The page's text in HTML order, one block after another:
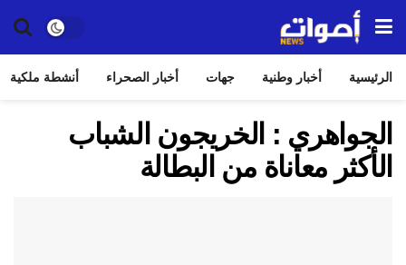
الرئيسية أخبار وطنية جهات أخبار الصحراء أنشطة ملكية
الجواهري : الخريجون الشباب
الأكثر معاناة من البطالة